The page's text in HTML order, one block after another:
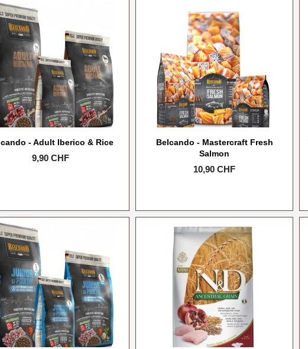
- Adult Iberico & Rice
Prix
9,90 CHF
Belcando - Mastercraft Fresh
Salmon
Prix
10,90 CHF